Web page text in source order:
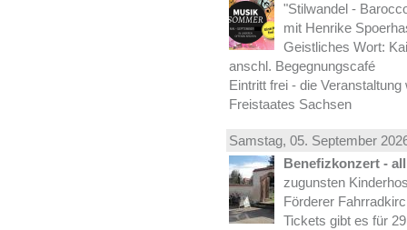
"Stilwandel -
mit Henrike
Geistliches Wort:
anschl. Begegnungscafé
Eintritt frei - die
Freistaates Sachsen
Samstag, 05. September
Benefizkonzert -
zugunsten
Förderer
Tickets gibt es für